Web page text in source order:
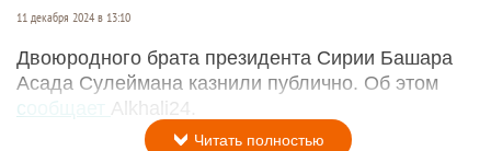
11 декабря 2024 в 13:10
Двоюродного брата президента Сирии Башара
Асада Сулеймана казнили публично. Об этом
сообщает
Alkhali24.
Читать полностью